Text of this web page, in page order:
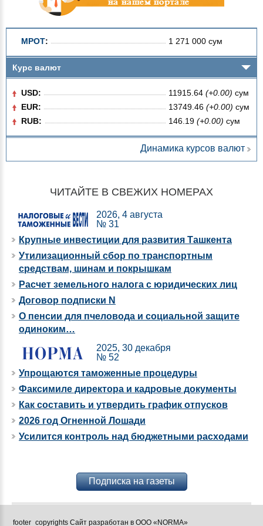
МРОТ: 1 271 000 сум
Курс валют
USD: 11915.64 (+0.00) сум
EUR:
13749.46 (+0.00) сум
RUB:
146.19 (+0.00) сум
Динамика курсов валют
ЧИТАЙТЕ В СВЕЖИХ НОМЕРАХ
2026, 4 августа
№ 31
Крупные инвестиции для развития Ташкента
Утилизационный сбор по транспортным
средствам, шинам и покрышкам
Расчет земельного налога с юридических лиц
Договор подписки N
О пенсии для пчеловода и социальной защите
одиноким…
2025, 30 декабря
№ 52
Упрощаются таможенные процедуры
Факсимиле директора и кадровые документы
Как составить и утвердить график отпусков
2026 год Огненной Лошади
Усилится контроль над бюджетными расходами
Подписка на газеты
footer_copyrights Сайт разработан в ООО «NORMA»